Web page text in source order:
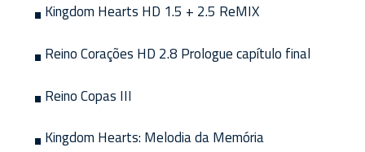
Kingdom Hearts HD 1.5 + 2.5 ReMIX
Reino Corações HD 2.8 Prologue capítulo final
Reino Copas III
Kingdom Hearts: Melodia da Memória